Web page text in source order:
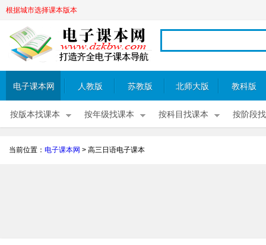
根据城市选择课本版本
电子课本网 人教版 苏教版 北师大版 教科版
按版本找课本 按年级找课本 按科目找课本 按阶段
当前位置： 电子课本网 > 高三日语电子课本